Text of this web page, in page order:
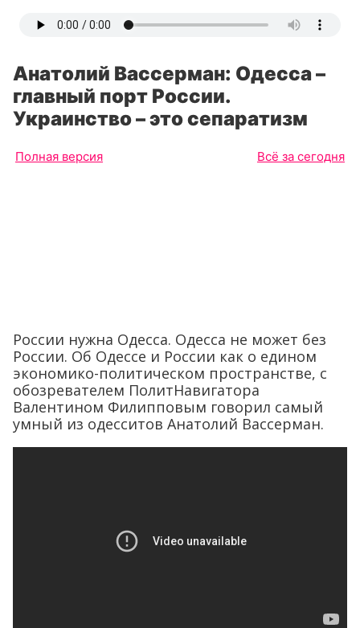
Анатолий Вассерман: Одесса –
главный порт России.
Украинство – это сепаратизм
Полная версия Всё за сегодня
России нужна Одесса. Одесса не может без
России. Об Одессе и России как о едином
экономико-политическом пространстве, с
обозревателем ПолитНавигатора
Валентином Филипповым говорил самый
умный из одесситов Анатолий Вассерман.